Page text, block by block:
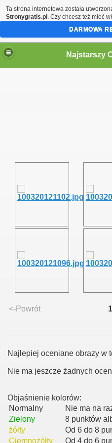
<-Powrót 1
Najlepiej oceniane obrazy w
Nie ma jeszcze żadnych
Objaśnienie kolorów:
Normalny
Nie ma na
Zielony
8 punktów
żółty
Od 6 do 8
Ciemnożółty
Od 4 do 6
Ta strona internetowa została
Stronygratis.pl . Czy chcesz też mieć
DARMOWA